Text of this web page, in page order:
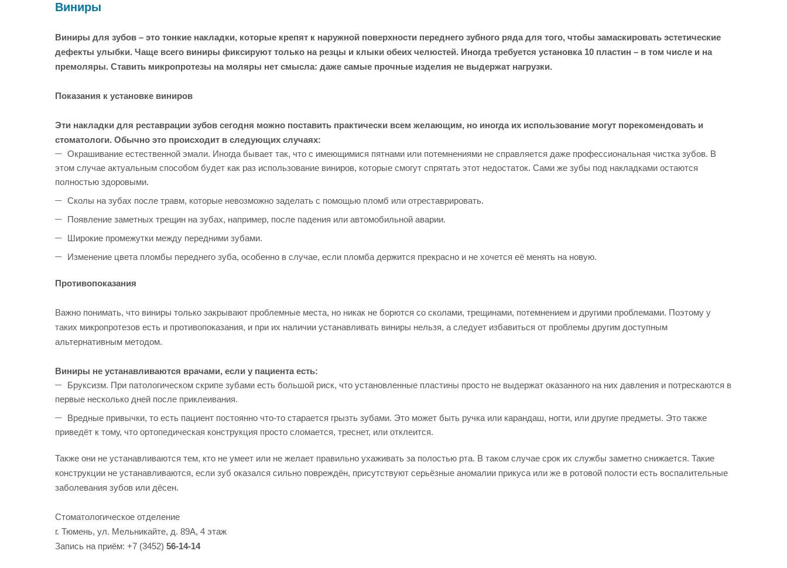
Виниры
Виниры для зубов – это тонкие накладки, которые крепят к наружной поверхности переднего зубного ряда для того, чтобы замаскировать эстетические
дефекты улыбки. Чаще всего виниры фиксируют только на резцы и клыки обеих челюстей. Иногда требуется установка 10 пластин – в том числе и на
премоляры. Ставить микропротезы на моляры нет смысла: даже самые прочные изделия не выдержат нагрузки.
Показания к установке виниров
Эти накладки для реставрации зубов сегодня можно поставить практически всем желающим, но иногда их использование могут порекомендовать и
стоматологи. Обычно это происходит в следующих случаях:
Окрашивание естественной эмали. Иногда бывает так, что с имеющимися пятнами или потемнениями не справляется даже профессиональная чистка зубов. В
этом случае актуальным способом будет как раз использование виниров, которые смогут спрятать этот недостаток. Сами же зубы под накладками остаются
полностью здоровыми.
Сколы на зубах после травм, которые невозможно заделать с помощью пломб или отреставрировать.
Появление заметных трещин на зубах, например, после падения или автомобильной аварии.
Широкие промежутки между передними зубами.
Изменение цвета пломбы переднего зуба, особенно в случае, если пломба держится прекрасно и не хочется её менять на новую.
Противопоказания
Важно понимать, что виниры только закрывают проблемные места, но никак не борются со сколами, трещинами, потемнением и другими проблемами. Поэтому у
таких микропротезов есть и противопоказания, и при их наличии устанавливать виниры нельзя, а следует избавиться от проблемы другим доступным
альтернативным методом.
Виниры не устанавливаются врачами, если у пациента есть:
Бруксизм. При патологическом скрипе зубами есть большой риск, что установленные пластины просто не выдержат оказанного на них давления и потрескаются в
первые несколько дней после приклеивания.
Вредные привычки, то есть пациент постоянно что-то старается грызть зубами. Это может быть ручка или карандаш, ногти, или другие предметы. Это также
приведёт к тому, что ортопедическая конструкция просто сломается, треснет, или отклеится.
Также они не устанавливаются тем, кто не умеет или не желает правильно ухаживать за полостью рта. В таком случае срок их службы заметно снижается. Такие
конструкции не устанавливаются, если зуб оказался сильно повреждён, присутствуют серьёзные аномалии прикуса или же в ротовой полости есть воспалительные
заболевания зубов или дёсен.
Стоматологическое отделение
г. Тюмень, ул. Мельникайте, д. 89А, 4 этаж
Запись на приём: +7 (3452) 56-14-14